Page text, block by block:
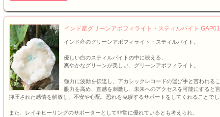
インド産グリーンアポフィライト・スティルバイト
インド産のグリーンアポフィライト・スティルバイト。
優しい白のスティルバイトの中に映える、
爽やかなグリーンが美しい、グリーンアポフィライト。
強力に波動を伝達し、アカシックレコードの運び手と言われるこ
眼力を高め、直感を刺激し、未来へのアクセスを可能にすると言
抑圧された感情を解放し、不安や心配、恐れを克服するサポートをしてくれることでし
また、レイキヒーリングのサポーターとして非常に優れているとも考えられ、